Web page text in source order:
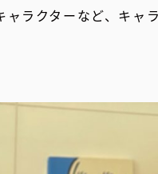
ラクターなど、キャ